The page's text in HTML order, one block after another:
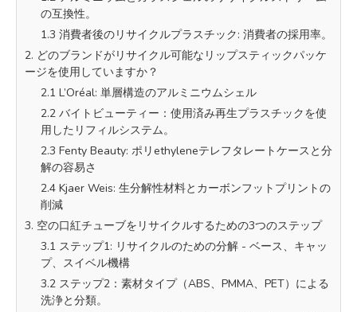
の互換性。
1.3 消費者後のリサイクルプラスチック: 消費者の採用率。
2. どのブランドがリサイクル可能なリップスティックパッケ
ージを使用していますか？
2.1 L’Oréal: 単層構造のアルミニウムシェル
2.2 バイトビューティー：使用済み再生プラスチックを使
用したリフィルシステム。
2.3 Fenty Beauty: ポリethyleneテレフタレートケースと分
解の容易さ
2.4 Kjaer Weis: 生分解性材料とカーボンフットプリントの
削減
3. 空の口紅チューブをリサイクルするための3つのステップ
3.1 ステップ1: リサイクルのための分解 - ベース、キャッ
プ、スイベル機構
3.2 ステップ2：素材タイプ（ABS、PMMA、PET）による
洗浄と分類。